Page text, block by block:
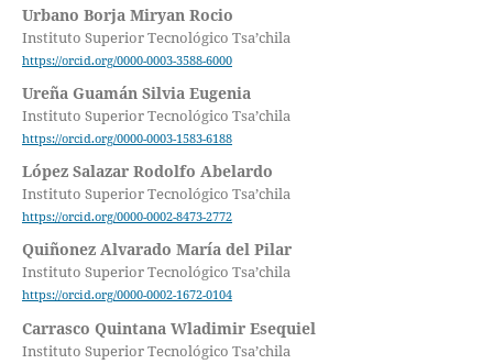
Urbano Borja Miryan Rocio
Instituto Superior Tecnológico Tsa’chila
https://orcid.org/0000-0003-3588-6000
Ureña Guamán Silvia Eugenia
Instituto Superior Tecnológico Tsa’chila
https://orcid.org/0000-0003-1583-6188
López Salazar Rodolfo Abelardo
Instituto Superior Tecnológico Tsa’chila
https://orcid.org/0000-0002-8473-2772
Quiñonez Alvarado María del Pilar
Instituto Superior Tecnológico Tsa’chila
https://orcid.org/0000-0002-1672-0104
Carrasco Quintana Wladimir Esequiel
Instituto Superior Tecnológico Tsa’chila